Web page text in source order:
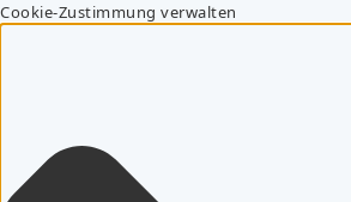
Cookie-Zustimmung verwalten